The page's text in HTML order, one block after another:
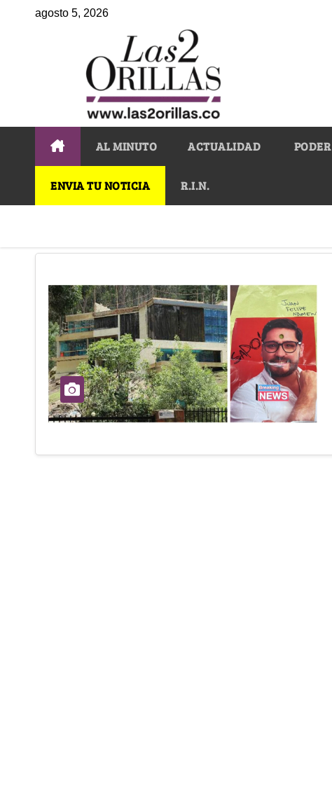
agosto 5, 2026
AL MINUTO ACTUALIDAD PODER
ENVIA TU NOTICIA R.I.N.